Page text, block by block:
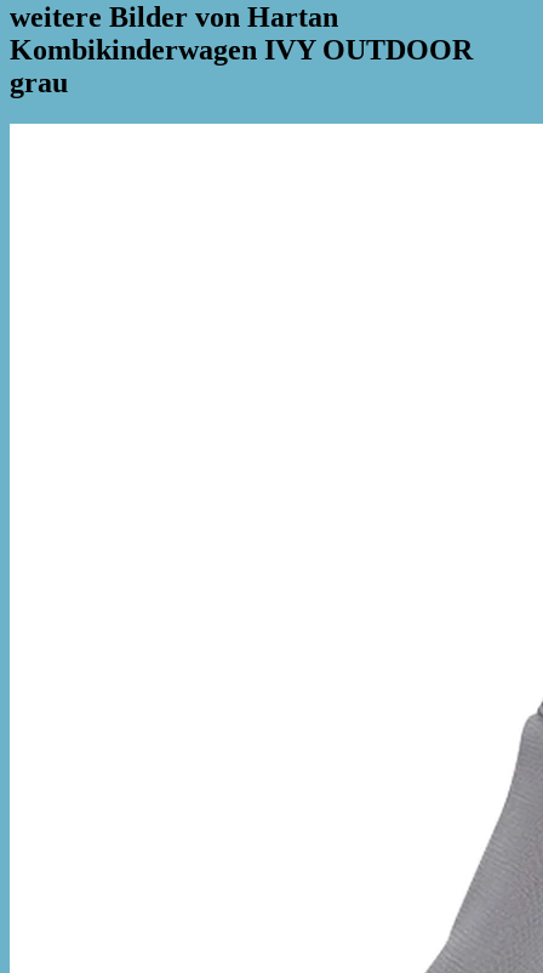
weitere Bilder von Hartan
Kombikinderwagen IVY OUTDOOR
grau